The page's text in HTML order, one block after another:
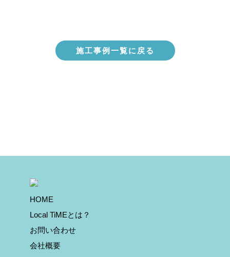
施工事例一覧に戻る
HOME
Local TiMEとは？
お問い合わせ
会社概要